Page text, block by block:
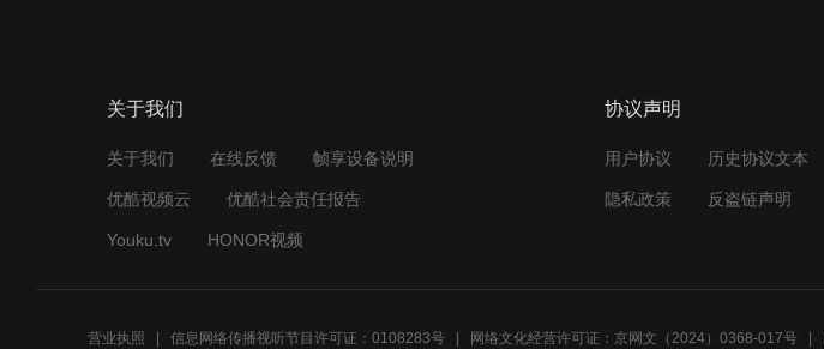
关于我们
关于我们 在线反馈 帧享设备说明
优酷视频云 优酷社会责任报告
Youku.tv HONOR视频
协议声明
用户协议 历史协议文本
隐私政策 反盗链声明
营业执照 信息网络传播视听节目许可证：0108283号 网络文化经营许可证：京网文（2024）0368-017号